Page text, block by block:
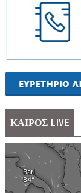
ΚΑΙΡΟΣ LIVE